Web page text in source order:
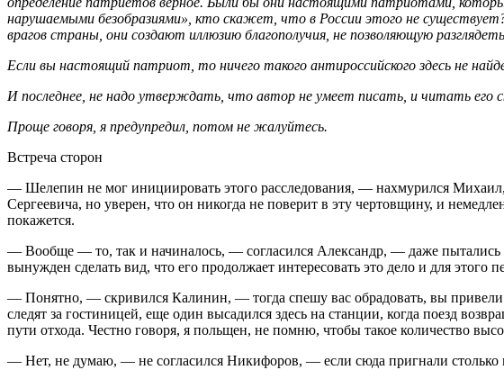
нарушаемыми безобразиями», кто скажет, что в России этого не
врагов страны, они создают иллюзию благополучия, не позволяющую
Если вы настоящий патриот, то ничего такого антироссийского здесь не
И последнее, не надо утверждать, что автор не умеет писать, и читать его
Проще говоря, я предупредил, потом не жалуйтесь.
Встреча сторон
— Шелепин не мог инициировать этого расследования, — нахмурился
Сергеевича, но уверен, что он никогда не поверит в эту чертовщину, и
покажется.
— Вообще — то, так и начиналось, — согласился Александр, — даже пытались
вынужден сделать вид, что его продолжает интересовать это дело и для
— Понятно, — скривился Калинин, — тогда спешу вас обрадовать, вы привели
следят за гостиницей, еще один высадился здесь на станции, когда поезд
пути отхода. Честно говоря, я польщен, не помню, чтобы такое количество
— Нет, не думаю, — не согласился Никифоров, — если сюда пригнали столько